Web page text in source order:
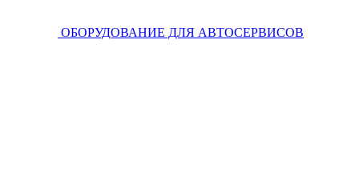
ОБОРУДОВАНИЕ ДЛЯ АВТОСЕРВИСОВ